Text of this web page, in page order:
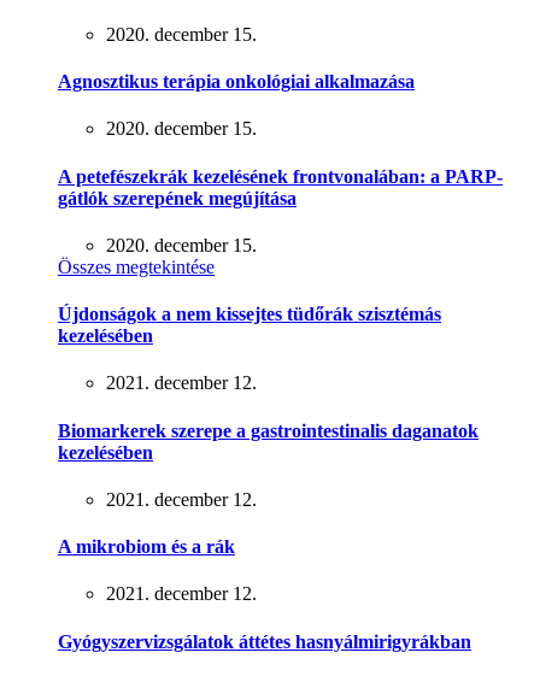
2020. december 15.
Agnosztikus terápia onkológiai alkalmazása
2020. december 15.
A petefészekrák kezelésének frontvonalában: a PARP-
gátlók szerepének megújítása
2020. december 15.
Összes megtekintése
Újdonságok a nem kissejtes tüdőrák szisztémás
kezelésében
2021. december 12.
Biomarkerek szerepe a gastrointestinalis daganatok
kezelésében
2021. december 12.
A mikrobiom és a rák
2021. december 12.
Gyógyszervizsgálatok áttétes hasnyálmirigyrákban